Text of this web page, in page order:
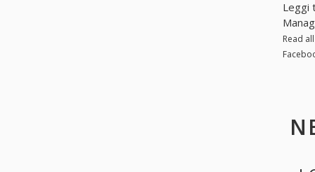
Leggi
Read